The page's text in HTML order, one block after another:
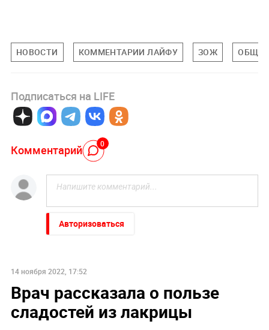
НОВОСТИ КОММЕНТАРИИ ЛАЙФУ ЗОЖ
Подписаться на LIFE
Комментарий 0
Авторизоваться
14 ноября 2022, 17:52
Врач рассказала о пользе
сладостей из лакрицы